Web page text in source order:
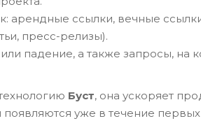
арендные ссылки, вечные
пресс-релизы).
падение, а также запросы, на
Буст, она ускоряет
появляются уже в течение